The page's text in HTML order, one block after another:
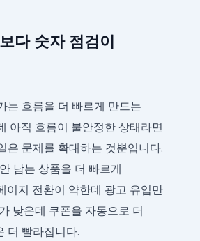
다 숫자 점검이
는 흐름을 더 빠르게 만드는
아직 흐름이 불안정한 상태라면
은 문제를 확대하는 것뿐입니다.
남는 상품을 더 빠르게
이지 전환이 약한데 광고 유입만
낮은데 쿠폰을 자동으로 더
더 빨라집니다.